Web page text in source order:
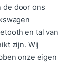
de door ons
en tal van
zijn. Wij
onze eigen